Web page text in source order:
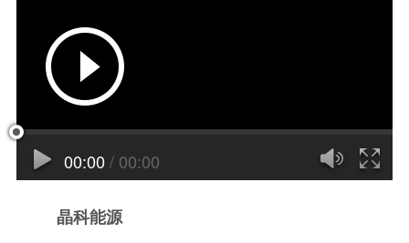
00:00/ 00:00
晶科能源